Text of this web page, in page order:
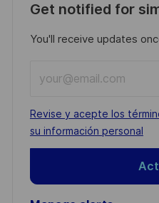
Get notified for
You'll receive updates
Email
address
(Required)
Required
Revise y acepte los
su información personal